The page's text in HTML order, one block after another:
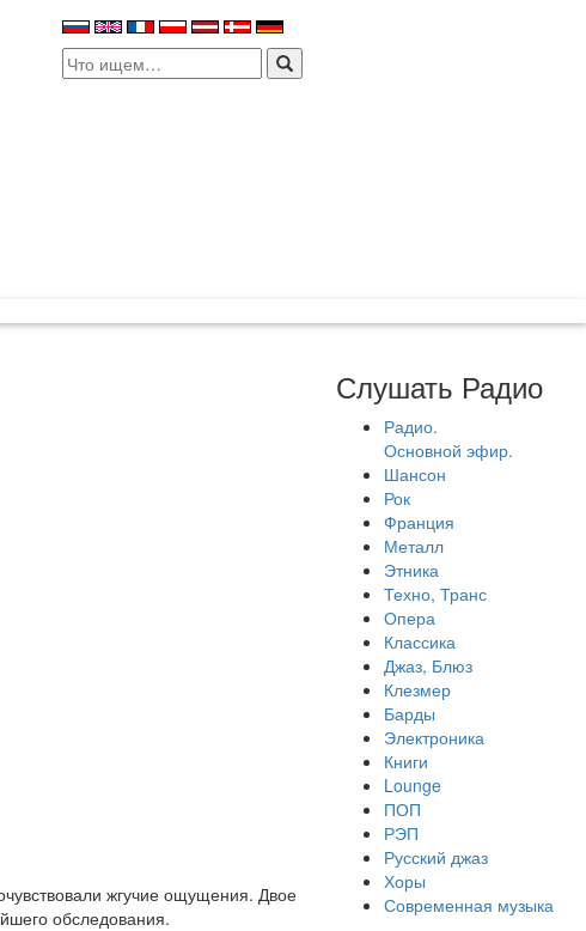
Search
for:
жгучие ощущения. Двое
обследования.
Слушать Радио
Радио.
Основной эфир.
Шансон
Рок
Франция
Металл
Этника
Техно, Транс
Опера
Классика
Джаз, Блюз
Клезмер
Барды
Электроника
Книги
Lounge
ПОП
РЭП
Русский джаз
Хоры
Современная музыка